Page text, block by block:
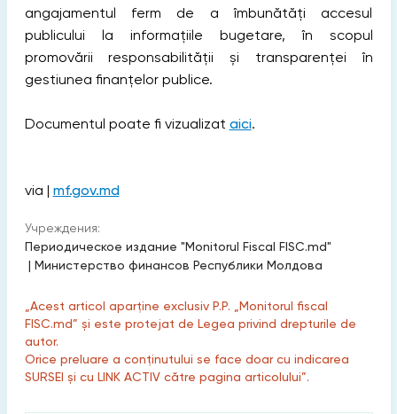
angajamentul ferm de a îmbunătăți accesul
publicului la informațiile bugetare, în scopul
promovării responsabilității și transparenței în
gestiunea finanțelor publice.
Documentul poate fi vizualizat aici.
via | mf.gov.md
Учреждения:
Периодическое издание "Monitorul Fiscal FISC.md"
| Министерство финансов Республики Молдова
„Acest articol aparține exclusiv P.P. „Monitorul fiscal
FISC.md” și este protejat de Legea privind drepturile de
autor.
Orice preluare a conținutului se face doar cu indicarea
SURSEI și cu LINK ACTIV către pagina articolului”.